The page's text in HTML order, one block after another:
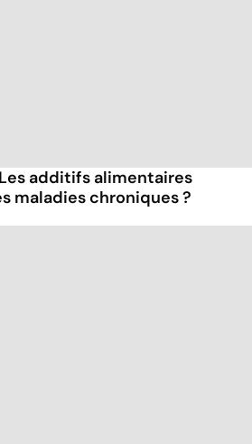
additifs alimentaires
maladies chroniques ?